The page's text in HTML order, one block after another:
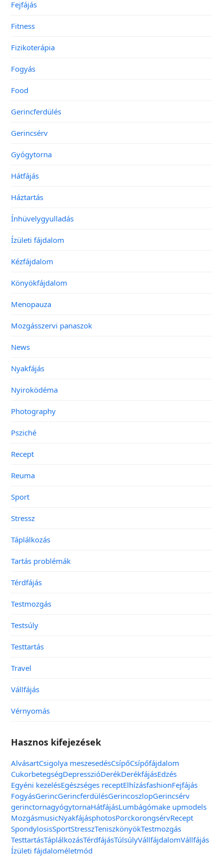
Fejfájás
Fitness
Fizikoterápia
Fogyás
Food
Gerincferdülés
Gerincsérv
Gyógytorna
Hátfájás
Háztartás
Ínhüvelygyulladás
Ízületi fájdalom
Kézfájdalom
Könyökfájdalom
Menopauza
Mozgásszervi panaszok
News
Nyakfájás
Nyiroködéma
Photography
Psziché
Recept
Reuma
Sport
Stressz
Táplálkozás
Tartás problémák
Térdfájás
Testmozgás
Testsúly
Testtartás
Travel
Vállfájás
Vérnyomás
Hasznos kifejezések
AlvásartCsigolya meszesedésCsípőCsípőfájdalom
CukorbetegségDepresszióDerékDerékfájásEdzés
Egyéni kezelésEgészséges receptElhízásfashionFejfájás
FogyásGerincGerincferdülésGerincoszlopGerincsérv
gerinctornagyógytornaHátfájásLumbágómake upmodels
MozgásmusicNyakfájásphotosPorckorongsérvRecept
SpondylosisSportStresszTeniszkönyökTestmozgás
TesttartásTáplálkozásTérdfájásTúlsúlyVállfájdalomVállfájás
Ízületi fájdaloméletmód